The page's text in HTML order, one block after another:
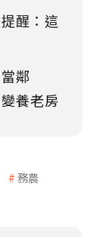
醒：這
鄰
養老房
務農